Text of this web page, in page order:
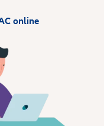
online